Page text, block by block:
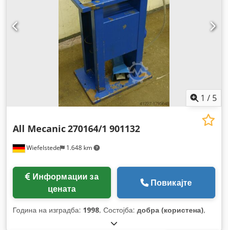
1 / 5
Wiefelstede 1.648 km
All Mecanic270164/1 901132
цената
Повикајте
Година на изградба: 1998, Состојба: добра (користена),